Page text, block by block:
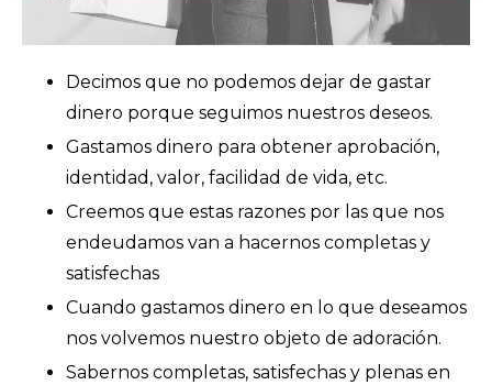
Decimos que no podemos dejar de gastar
dinero porque seguimos nuestros deseos.
Gastamos dinero para obtener aprobación,
identidad, valor, facilidad de vida, etc.
Creemos que estas razones por las que nos
endeudamos van a hacernos completas y
satisfechas
Cuando gastamos dinero en lo que deseamos
nos volvemos nuestro objeto de adoración.
Sabernos completas, satisfechas y plenas en